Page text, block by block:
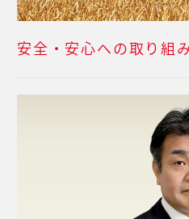
安全・安心への取り組